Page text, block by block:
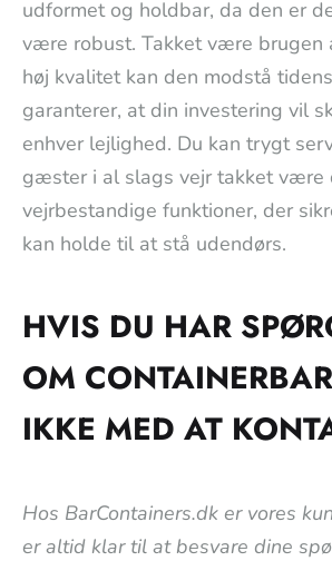
udformet og holdbar, da den er
være robust. Takket være brugen
høj kvalitet kan den modstå
garanterer, at din investering vil
enhver lejlighed. Du kan trygt
gæster i al slags vejr takket være
vejrbestandige funktioner, der
kan holde til at stå udendørs.
HVIS DU HAR
OM
IKKE MED AT
Hos BarContainers.dk er vores
er altid klar til at besvare dine